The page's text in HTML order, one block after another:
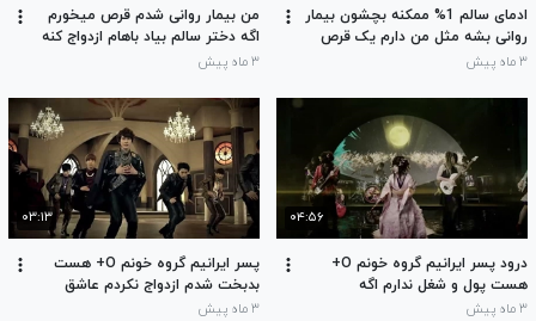
ادمای سالم 1% ممکنه بچشون بیمار
روانی بشه مثل من دارم یک قرص
میخورم حالم نرماله دختر چرا نمیاد
۳ ماه پیش
من بیمار روانی شدم قرص میخورم
اگه دختر سالم بیاد باهام ازدواج کنه
۳ ماه پیش
۰۴:۵۶
درود پسر ایرانیم گروه خونم O+
هست پول و شغل ندارم اگه
خودکشی کنم ادمکشها خوشحال
۳ ماه پیش
۰۳:۱۳
پسر ایرانیم گروه خونم O+ هست
بدبخت شدم ازدواج نکردم عاشق
۳ ماه پیش